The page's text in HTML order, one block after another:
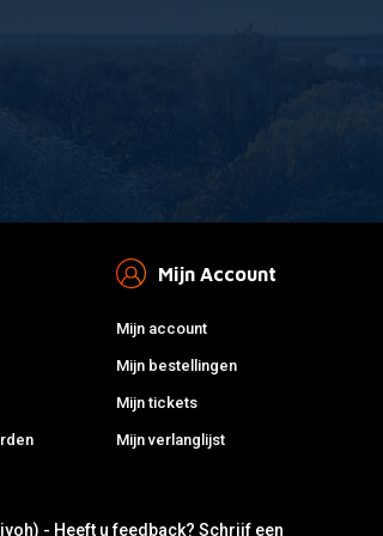
Mijn Account
Mijn account
Mijn bestellingen
Mijn tickets
Mijn verlanglijst
- Heeft u feedback?Schrijf een